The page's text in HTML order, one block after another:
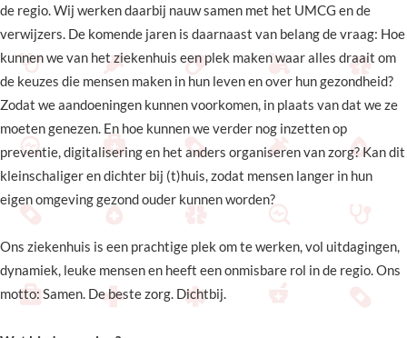
de regio. Wij werken daarbij nauw samen met het UMCG en de
verwijzers. De komende jaren is daarnaast van belang de vraag: Hoe
kunnen we van het ziekenhuis een plek maken waar alles draait om
de keuzes die mensen maken in hun leven en over hun gezondheid?
Zodat we aandoeningen kunnen voorkomen, in plaats van dat we ze
moeten genezen. En hoe kunnen we verder nog inzetten op
preventie, digitalisering en het anders organiseren van zorg? Kan dit
kleinschaliger en dichter bij (t)huis, zodat mensen langer in hun
eigen omgeving gezond ouder kunnen worden?
Ons ziekenhuis is een prachtige plek om te werken, vol uitdagingen,
dynamiek, leuke mensen en heeft een onmisbare rol in de regio. Ons
motto: Samen. De beste zorg. Dichtbij.